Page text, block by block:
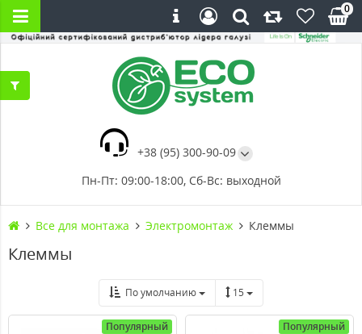
+38 (95) 300-90-09
Пн-Пт: 09:00-18:00, Сб-Вс: выходной
0
Все для монтажа Электромонтаж Клеммы
Клеммы
По умолчанию 15
Популярный Популярный